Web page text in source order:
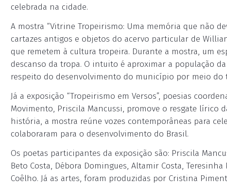
celebrada na cidade.
A mostra “Vitrine Tropeirismo: Uma memória que não
cartazes antigos e objetos do acervo particular de
que remetem à cultura tropeira. Durante a mostra, um
descanso da tropa. O intuito é aproximar a população
respeito do desenvolvimento do município por meio do
Já a exposição “Tropeirismo em Versos”, poesias
Movimento, Priscila Mancussi, promove o resgate lírico
história, a mostra reúne vozes contemporâneas para
colaboraram para o desenvolvimento do Brasil.
Os poetas participantes da exposição são: Priscila
Beto Costa, Débora Domingues, Altamir Costa,
Coêlho. Já as artes, foram produzidas por Cristina